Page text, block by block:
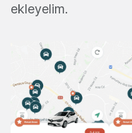
ekleyelim.